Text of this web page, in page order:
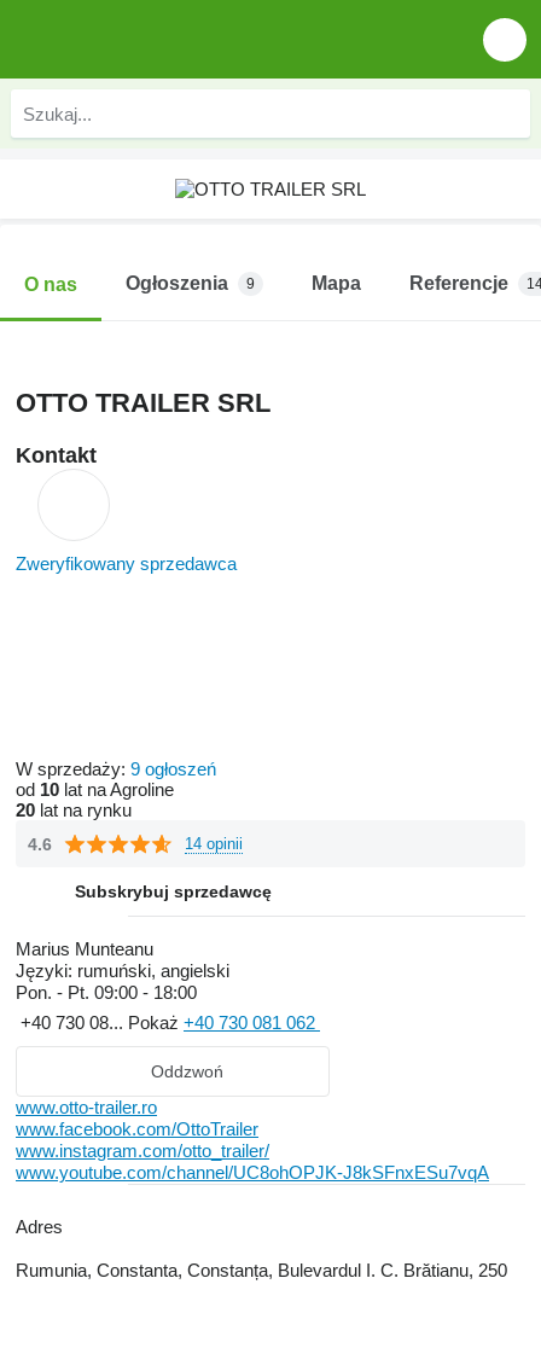
O nas Ogłoszenia 9 Mapa Referencje
OTTO TRAILER SRL
Kontakt
Zweryfikowany sprzedawca
W sprzedaży: 9 ogłoszeń
od 10 lat na Agroline
20 lat na rynku
4.6 14 opinii
Subskrybuj sprzedawcę
Marius Munteanu
Języki: rumuński, angielski
Pon. - Pt. 09:00 - 18:00
+40 730 08... Pokaż +40 730 081 062
Oddzwoń
www.otto-trailer.ro
www.facebook.com/OttoTrailer
www.instagram.com/otto_trailer/
www.youtube.com/channel/UC8ohOPJK-J8kSFnxESu7vqA
Adres
Rumunia, Constanta, Constanța, Bulevardul I. C. Brătianu, 250